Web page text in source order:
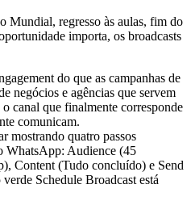
Mundial, regresso às aulas, fim do
importa, os broadcasts
do que as campanhas de
negócios e agências que servem
canal que finalmente corresponde
comunicam.